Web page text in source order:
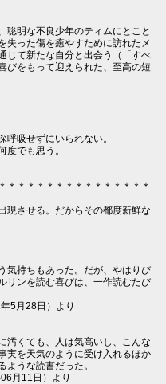
聡明な不良少年のティムにとこと
失った傷を癒やすために訪れたメ
じて新たな自分と出会う（「すべ
びをもって迎えられた、至高の短
吸せずにいられない。
度でも思う。
＊＊＊＊＊＊＊＊＊＊＊＊＊＊＊
現させる。だからその都度新鮮な
気持ちもあった。だが、やはりび
リンを読む喜びは、一作読むたび
月28日）より
汚くても、人は気高いし、こんな
実を天気のように受け入れるほか
うな読書だった。
月11日）より